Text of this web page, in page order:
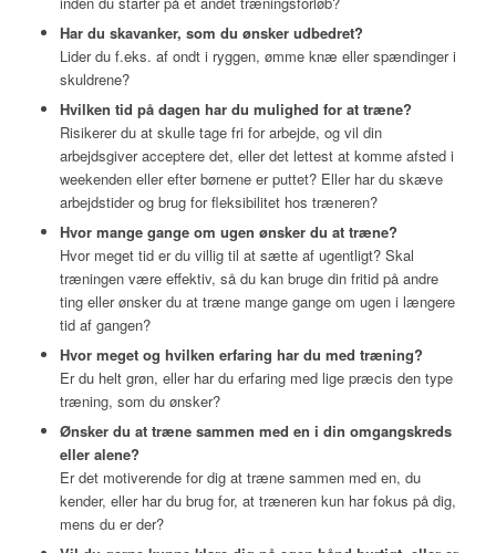
Har du skavanker, som du ønsker udbedret?
Lider du f.eks. af ondt i ryggen, ømme knæ eller spændinger i
skuldrene?
Hvilken tid på dagen har du mulighed for at træne?
Risikerer du at skulle tage fri for arbejde, og vil din
arbejdsgiver acceptere det, eller det lettest at komme afsted i
weekenden eller efter børnene er puttet? Eller har du skæve
arbejdstider og brug for fleksibilitet hos træneren?
Hvor mange gange om ugen ønsker du at træne?
Hvor meget tid er du villig til at sætte af ugentligt? Skal
træningen være effektiv, så du kan bruge din fritid på andre
ting eller ønsker du at træne mange gange om ugen i længere
tid af gangen?
Hvor meget og hvilken erfaring har du med træning?
Er du helt grøn, eller har du erfaring med lige præcis den type
træning, som du ønsker?
Ønsker du at træne sammen med en i din omgangskreds
eller alene?
Er det motiverende for dig at træne sammen med en, du
kender, eller har du brug for, at træneren kun har fokus på dig,
mens du er der?